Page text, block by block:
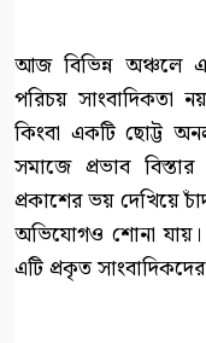
আজ বিভিন্ন অঞ্চলে
পরিচয় সাংবাদিকতা
কিংবা একটি ছোট্ট
সমাজে প্রভাব
প্রকাশের ভয় দেখিয়ে
অভিযোগও শোনা
এটি প্রকৃত